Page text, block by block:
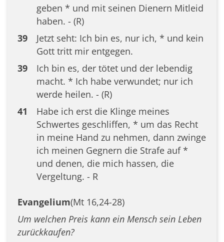
geben * und mit seinen Dienern Mitleid
haben. - (R)
39
Jetzt seht: Ich bin es, nur ich, * und kein
Gott tritt mir entgegen.
39
Ich bin es, der tötet und der lebendig
macht. * Ich habe verwundet; nur ich
werde heilen. - (R)
41
Habe ich erst die Klinge meines
Schwertes geschliffen, * um das Recht
in meine Hand zu nehmen, dann zwinge
ich meinen Gegnern die Strafe auf *
und denen, die mich hassen, die
Vergeltung. - R
Evangelium(Mt 16,24-28)
Um welchen Preis kann ein Mensch sein Leben
zurückkaufen?